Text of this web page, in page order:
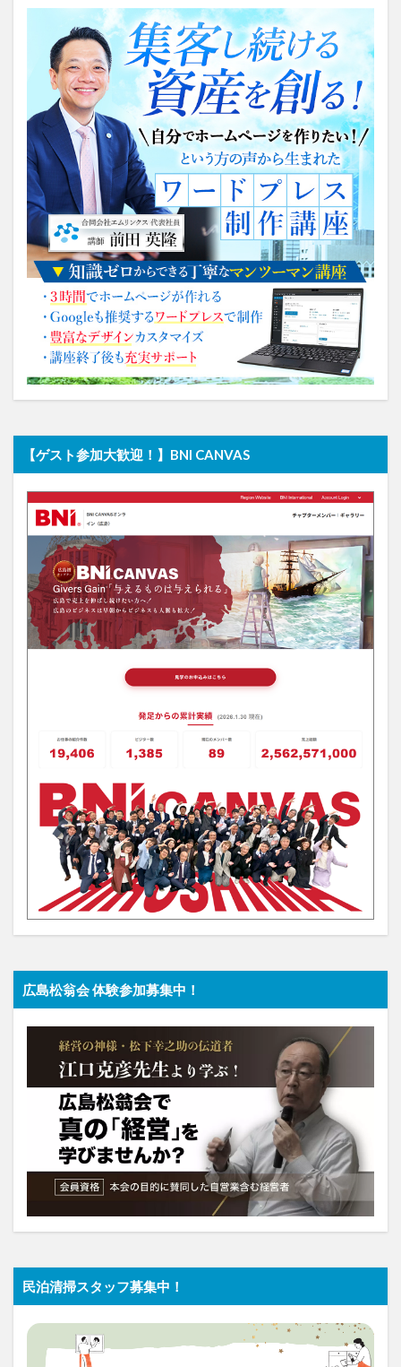
【ゲスト参加大歓迎！】BNI CANVAS
広島松翁会 体験参加募集中！
民泊清掃スタッフ募集中！